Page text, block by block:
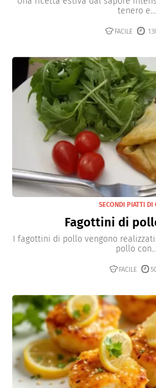
tenero e...
FACILE
SECONDI PIATTI DI
Fagottini di
I fagottini di pollo vengono
pollo con...
FACILE